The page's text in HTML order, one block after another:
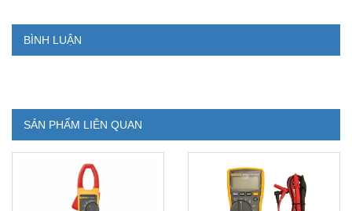
BÌNH LUẬN
SẢN PHẨM LIÊN QUAN